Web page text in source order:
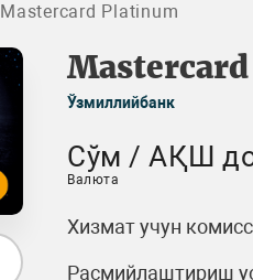
Mastercard Platinum
Ўзмиллийбанк
Сўм / АҚШ
Валюта
Хизмат учун
Расмийлаштириш